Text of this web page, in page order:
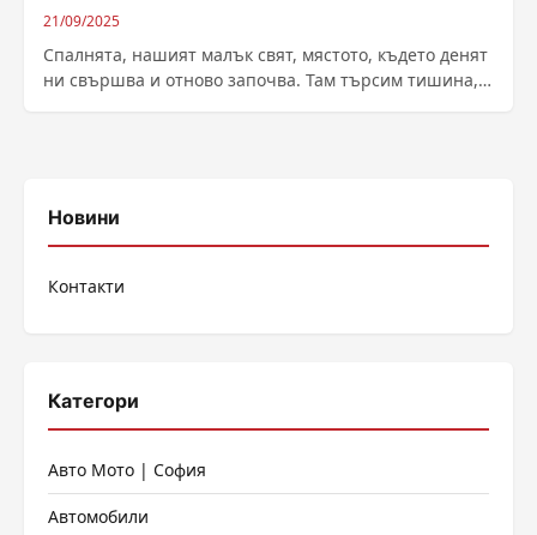
21/09/2025
Спалнята, нашият малък свят, мястото, където денят
ни свършва и отново започва. Там търсим тишина,
Новини
Контакти
Категори
Авто Мото | София
Автомобили